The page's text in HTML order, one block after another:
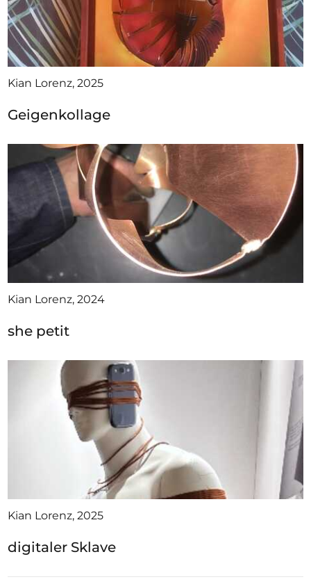
Kian Lorenz, 2025
Geigenkollage
Kian Lorenz, 2024
she petit
Kian Lorenz, 2025
digitaler Sklave